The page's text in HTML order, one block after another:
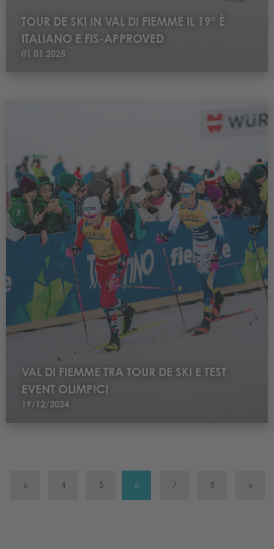
TOUR DE SKI IN VAL DI FIEMME IL 19° È
ITALIANO E FIS-APPROVED
01.01.2025
VAL DI FIEMME TRA TOUR DE SKI E TEST
EVENT OLIMPICI
19/12/2024
« 4 5 6 7 8 »